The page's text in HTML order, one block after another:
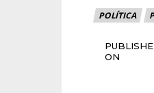
POLÍTICA
ON